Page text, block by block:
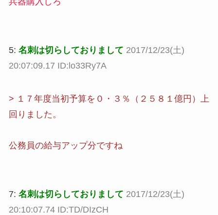
5: 名刺は切らしておりまして 2017/12/23(土)
20:07:09.17 ID:lo33Ry7A
> １７年度当初予算を０・３％（２５８１億円）上
回りました。
公務員の給与アップ分ですね
7: 名刺は切らしておりまして 2017/12/23(土)
20:10:07.74 ID:TD/DIzCH